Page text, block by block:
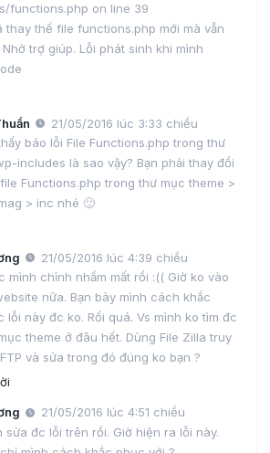
functions.php on line 39
thay thế file functions.php mới mà vẫn
trợ giúp. Lỗi phát sinh khi mình
21/05/2016 lúc 3:33 chiều
báo lỗi File Functions.php trong thư
includes là sao vậy? Bạn phải thay đổi
Functions.php trong thư mục theme >
> inc nhé 🙂
21/05/2016 lúc 4:39 chiều
mình chỉnh nhầm mất rồi :(( Giờ ko vào
nữa. Bạn bày mình cách khắc
lỗi này đc ko. Rối quá. Vs mình ko tìm đc
theme ở đâu hết. Dùng File Zilla truy
và sửa trong đó đúng ko bạn ?
21/05/2016 lúc 4:51 chiều
sửa đc lỗi trên rồi. Giờ hiện ra lỗi này.